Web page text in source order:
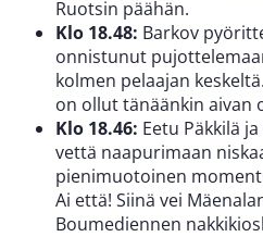
Ruotsin päähän.
Klo 18.48: Barkov
onnistunut
kolmen pelaajan
on ollut tänäänkin aivan
Klo 18.46: Eetu Päkkilä
vettä naapurimaan
pienimuotoinen
Ai että! Siinä vei
Boumediennen